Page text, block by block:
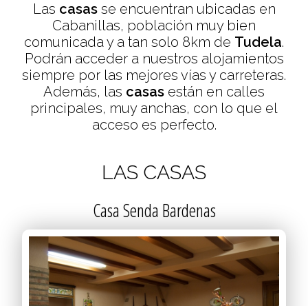
DETALLES Y DECORACIÓN ESPECIAL
Las casasse encuentran ubicadas en
Cabanillas, población muy bien
comunicada y a tan solo 8km de Tudela.
Podrán acceder a nuestros alojamientos
siempre por las mejores vías y carreteras.
Además, las casas están en calles
principales, muy anchas, con lo que el
acceso es perfecto.
LAS CASAS
Casa Senda Bardenas